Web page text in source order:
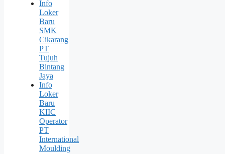
Info
Loker
Baru
SMK
Cikarang
PT
Tujuh
Bintang
Jaya
Info
Loker
Baru
KIIC
Operator
PT
International
Moulding